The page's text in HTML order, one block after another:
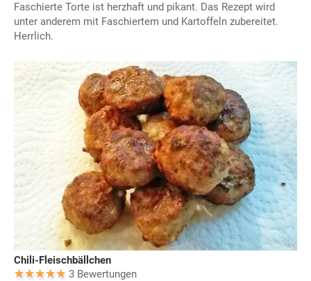
Faschierte Torte ist herzhaft und pikant. Das Rezept wird
unter anderem mit Faschiertem und Kartoffeln zubereitet.
Herrlich.
Chili-Fleischbällchen
3 Bewertungen